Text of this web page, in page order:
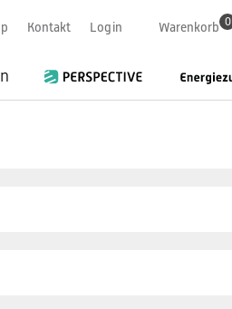
Kontakt Login Warenkorb 0